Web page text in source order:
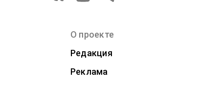
О проекте
Редакция
Реклама